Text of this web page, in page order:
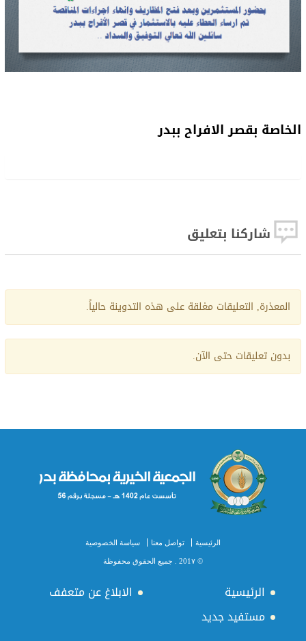
الخاصة بقصر الافراح ببدر
شاركنا بتعليق
المعذرة, التعليقات مغلقة على هذه التدوينة حالياً.
بدون تعليقات حتى الآن.
الرئيسية تواصل معنا سياسة الخصوصية
© 201٧ . جميع الحقوق محفوظة
الرئيسية
الابلاغ عن متعفف
مستفيد جديد